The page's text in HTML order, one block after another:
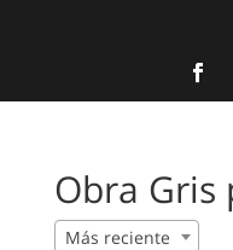
Obra Gris
Más reciente